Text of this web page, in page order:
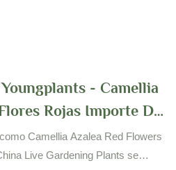
- Camellia
Rojas Importe De
De Jardinería En
& Arbustos
Camellia Azalea Red Flowers
Live Gardening Plants se